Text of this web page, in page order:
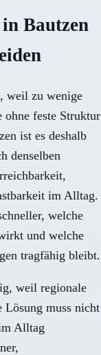
Bautzen
weil zu wenige
feste Struktur
ist es deshalb
denselben
im Alltag.
welche
und welche
tragfähig bleibt.
weil regionale
Lösung muss nicht
Alltag